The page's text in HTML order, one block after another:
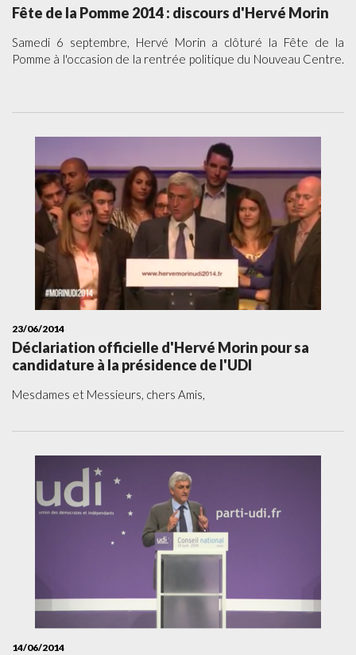
Fête de la Pomme 2014 : discours d'Hervé Morin
Samedi 6 septembre, Hervé Morin a clôturé la Fête de la
Pomme à l'occasion de la rentrée politique du Nouveau Centre.
23/06/2014
Déclariation officielle d'Hervé Morin pour sa
candidature à la présidence de l'UDI
Mesdames et Messieurs, chers Amis,
14/06/2014